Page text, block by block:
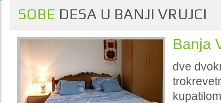
SOBE DESA U BANJI VRUJCI
Banja
dve